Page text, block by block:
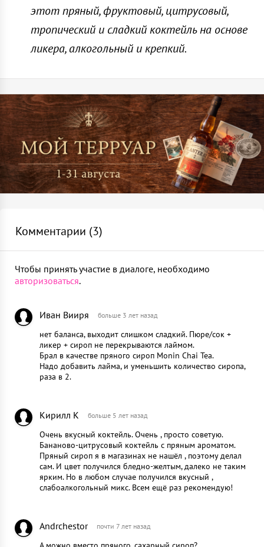
1 шт
Пресс для цитрусовых
1 шт
1 шт
Джиггер
1 шт
ликер трипл сек 40 мл
Наполни шейкер кубиками льда и взбей
Перелей через стрейнер в рокс
Укрась щепоткой молотой корицы
этот пряный, фруктовый, цитрусовый,
тропический и сладкий коктейль на основе
ликера, алкогольный и крепкий.
Комментарии (3)
Чтобы принять участие в диалоге, необходимо
авторизоваться.
Иван Вииря больше 3 лет назад
нет баланса, выходит слишком сладкий. Пюре/сок +
ликер + сироп не перекрываются лаймом.
Брал в качестве пряного сироп Monin Chai Tea.
Надо добавить лайма, и уменьшить количество сиропа,
раза в 2.
Кирилл К больше 5 лет назад
Очень вкусный коктейль. Очень , просто советую.
Бананово-цитрусовый коктейль с пряным ароматом.
Пряный сироп я в магазинах не нашёл , поэтому делал
сам. И цвет получился бледно-желтым, далеко не таким
ярким. Но в любом случае получился вкусный ,
слабоалкогольный микс. Всем ещё раз рекомендую!
Andrchestor почти 7 лет назад